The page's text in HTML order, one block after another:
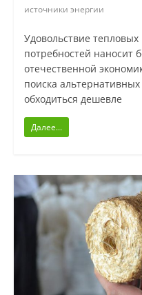
источники энергии
Удовольствие тепловых
потребностей наносит
отечественной
поиска
обходиться дешевле
Далее...